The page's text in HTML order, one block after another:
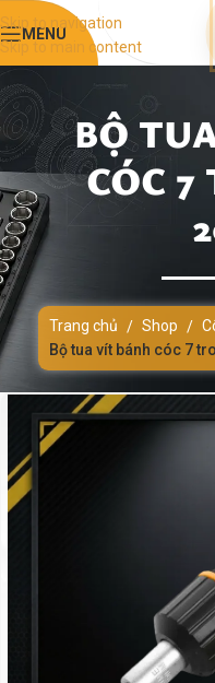
Skip to navigation
Skip to main content
MENU
BỘ
CÓC 7
Trang chủ / Shop /
Bộ tua vít bánh cóc 7